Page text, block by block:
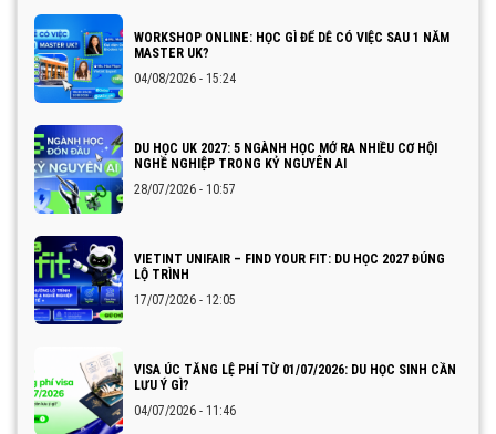
WORKSHOP ONLINE: HỌC GÌ ĐỂ DỄ CÓ VIỆC SAU 1 NĂM
MASTER UK?
04/08/2026 - 15:24
DU HỌC UK 2027: 5 NGÀNH HỌC MỞ RA NHIỀU CƠ HỘI
NGHỀ NGHIỆP TRONG KỶ NGUYÊN AI
28/07/2026 - 10:57
VIETINT UNIFAIR – FIND YOUR FIT: DU HỌC 2027 ĐÚNG
LỘ TRÌNH
17/07/2026 - 12:05
VISA ÚC TĂNG LỆ PHÍ TỪ 01/07/2026: DU HỌC SINH CẦN
LƯU Ý GÌ?
04/07/2026 - 11:46